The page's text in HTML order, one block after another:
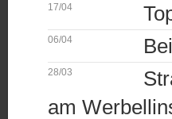
17/04
06/04
28/03
am